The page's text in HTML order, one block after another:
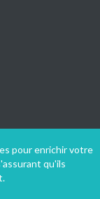
pour enrichir votre
qu'ils